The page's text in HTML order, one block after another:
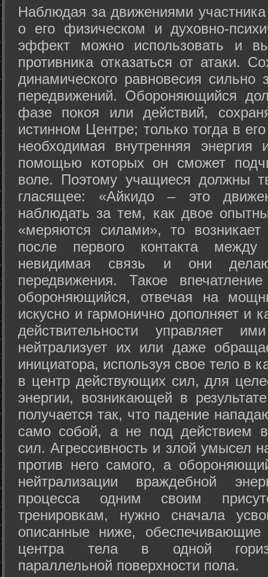
Hаблюдая за движениями
о его физическом и духовно-
эффект можно использовать и
противника отказаться от атаки.
динамического равновесия сильно
передвижений. Обороняющийся
фазе покоя или действий,
истинном Центре; только тогда в
необходимая внутренняя
помощью которых он сможет
воле. Поэтому учащиеся должны
гласящее: «Айкидо – это
наблюдать за тем, как двое
«меряются силами», то возникает
после первого контакта
невидимая связь и они
передвижения. Такое
обороняющийся, отвечая на
искусно и гармонично дополняет и
действительности управляет
нейтрализует их или даже
инициатора, используя свое тело в
в центр действующих сил, для
энергии, возникающей в
получается так, что падение
само собой, а не под действием
сил. Агрессивность и злой умысел
против него самого, а
нейтрализации враждебной
процесса одним своим
тренировкам, нужно сначала
описанные ниже, обеспечивающие
центра тела в одной
параллельной поверхности пола.